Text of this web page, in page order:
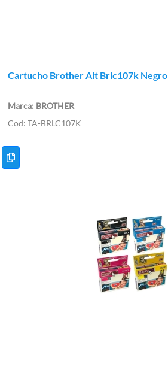
Cartucho Brother Alt Brlc107k Negro
BROTHER
TA-BRLC107K